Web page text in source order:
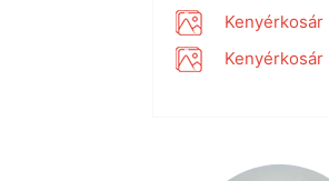
Kenyérkosár
Kenyérkosár